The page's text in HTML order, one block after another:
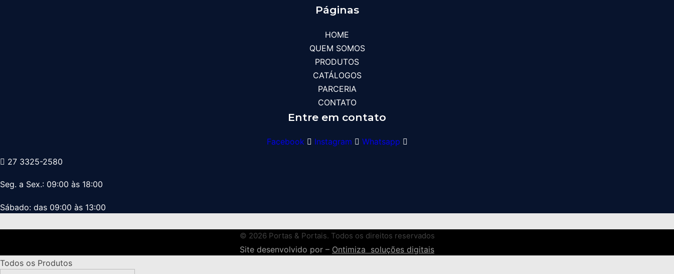
Páginas
HOME
QUEM SOMOS
PRODUTOS
CATÁLOGOS
PARCERIA
CONTATO
Entre em contato
Facebook Instagram
Whatsapp
27 3325-2580
Seg. a Sex.: 09:00 às 18:00
Sábado: das 09:00 às 13:00
© 2026 Portas & Portais. Todos os direitos reservados
Site desenvolvido por – Ontimiza soluções digitais
Todos os Produtos